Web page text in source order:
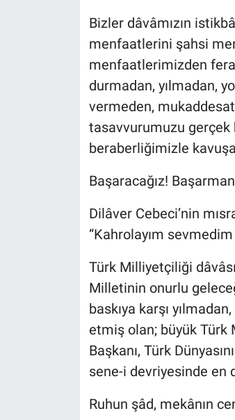
Bizler dâvâmızın
menfaatlerini şahsi
menfaatlerimizden
durmadan, yılmadan,
vermeden,
tasavvurumuzu gerçek
beraberliğimizle
Başaracağız!
Dilâver Cebeci’nin
“Kahrolayım
Türk Milliyetçiliği
Milletinin onurlu
baskıya karşı
etmiş olan; büyük Türk
Başkanı, Türk
sene-i devriyesinde en
Ruhun şâd, mekânın